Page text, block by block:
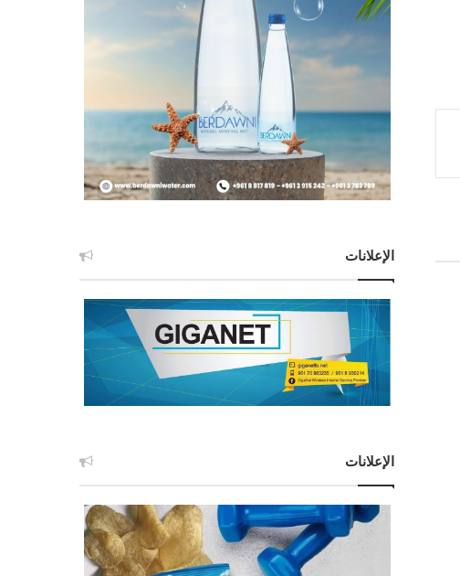
الإعلانات
الإعلانات